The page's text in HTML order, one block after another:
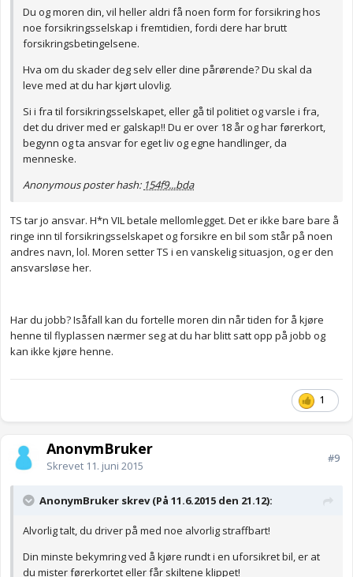
Du og moren din, vil heller aldri få noen form for forsikring hos
noe forsikringsselskap i fremtidien, fordi dere har brutt
forsikringsbetingelsene.
Hva om du skader deg selv eller dine pårørende? Du skal da
leve med at du har kjørt ulovlig.
Si i fra til forsikringsselskapet, eller gå til politiet og varsle i fra,
det du driver med er galskap!! Du er over 18 år og har førerkort,
begynn og ta ansvar for eget liv og egne handlinger, da
menneske.
Anonymous poster hash: 154f9...bda
TS tar jo ansvar. H*n VIL betale mellomlegget. Det er ikke bare bare å
ringe inn til forsikringsselskapet og forsikre en bil som står på noen
andres navn, lol. Moren setter TS i en vanskelig situasjon, og er den
ansvarsløse her.
Har du jobb? Isåfall kan du fortelle moren din når tiden for å kjøre
henne til flyplassen nærmer seg at du har blitt satt opp på jobb og
kan ikke kjøre henne.
1
AnonymBruker
Skrevet 11. juni 2015
#9
AnonymBruker skrev (På 11.6.2015 den 21.12):
Alvorlig talt, du driver på med noe alvorlig straffbart!
Din minste bekymring ved å kjøre rundt i en uforsikret bil, er at
du mister førerkortet eller får skiltene klippet!